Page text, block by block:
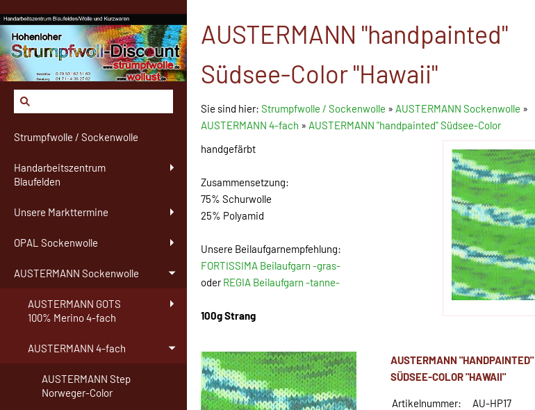
Strumpfwolle / Sockenwolle
Handarbeitszentrum
Blaufelden
Unsere Markttermine
OPAL Sockenwolle
AUSTERMANN Sockenwolle
AUSTERMANN GOTS
100% Merino 4-fach
AUSTERMANN 4-fach
AUSTERMANN Step
Norweger-Color
AUSTERMANN "handpainted"
Südsee-Color "Hawaii"
Sie sind hier: Strumpfwolle / Sockenwolle » AUSTERMANN Sockenwolle »
AUSTERMANN 4-fach » AUSTERMANN "handpainted" Südsee-Color
handgefärbt
Zusammensetzung:
75% Schurwolle
25% Polyamid
Unsere Beilaufgarnempfehlung:
FORTISSIMA Beilaufgarn -gras-
oderREGIA Beilaufgarn -tanne-
100g Strang
AUSTERMANN "HANDPAINTED"
SÜDSEE-COLOR "HAWAII"
Artikelnummer: AU-HP17